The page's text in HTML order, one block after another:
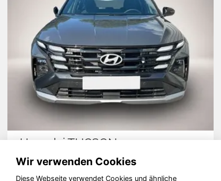
Hyundai TUCSON
Wir verwenden Cookies
Diese Webseite verwendet Cookies und ähnliche